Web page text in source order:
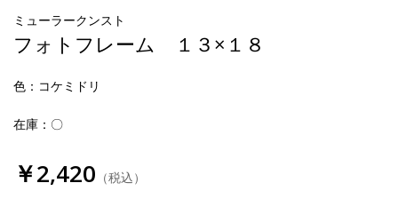
ミューラークンスト
フォトフレーム １３×１８
色 ：コケミドリ
在庫：〇
￥2,420 （税込）